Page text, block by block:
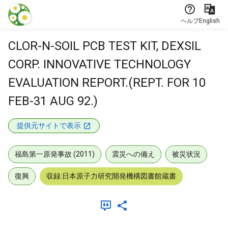
本文に飛ぶ
ヘルプEnglish
CLOR-N-SOIL PCB TEST KIT, DEXSIL
CORP. INNOVATIVE TECHNOLOGY
EVALUATION REPORT.(REPT. FOR 10
FEB-31 AUG 92.)
提供元サイトで表示
福島第一原発事故 (2011) 震災への備え 被災状況
復興 収録:日本原子力研究開発機構図書館蔵書